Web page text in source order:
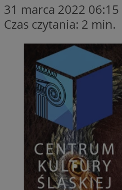
31 marca 2022 06:15
Czas czytania: 2 min.